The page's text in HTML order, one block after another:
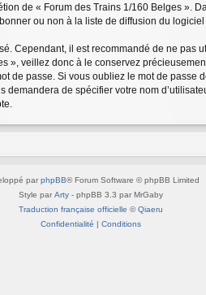
de « Forum des Trains 1/160 Belges ».
ou non à la liste de diffusion du
Cependant, il est recommandé de ne
», veillez donc à le conservez
passe. Si vous oubliez le mot de passe
de spécifier votre nom
par phpBB® Forum Software © phpBB Limited
Style par Arty - phpBB 3.3 par MrGaby
Traduction française officielle ©Qiaeru
Confidentialité | Conditions